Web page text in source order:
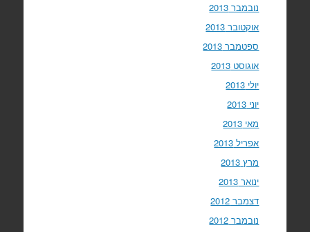
נובמבר 2013
אוקטובר 2013
ספטמבר 2013
אוגוסט 2013
יולי 2013
יוני 2013
מאי 2013
אפריל 2013
מרץ 2013
ינואר 2013
דצמבר 2012
נובמבר 2012